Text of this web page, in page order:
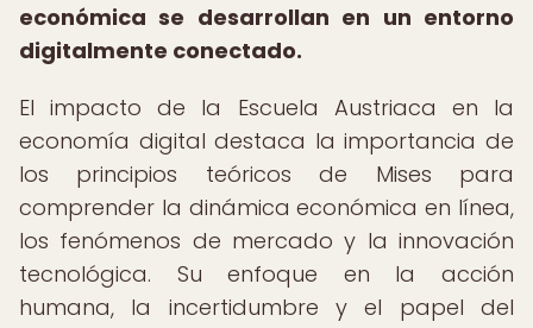
económica se desarrollan en un entorno
digitalmente conectado.
El impacto de la Escuela Austriaca en la
economía digital destaca la importancia de
los principios teóricos de Mises para
comprender la dinámica económica en línea,
los fenómenos de mercado y la innovación
tecnológica. Su enfoque en la acción
humana, la incertidumbre y el papel del